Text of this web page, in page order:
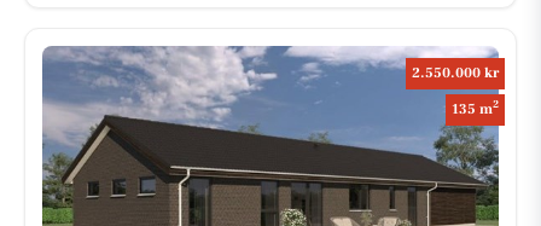
2.550.000 kr
135 m2